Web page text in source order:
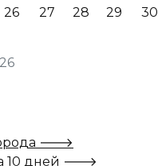
26 27 28 29
30
🡒
10 дней 🡒